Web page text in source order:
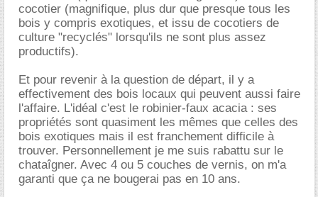
cocotier (magnifique, plus dur que presque tous les
bois y compris exotiques, et issu de cocotiers de
culture "recyclés" lorsqu'ils ne sont plus assez
productifs).
Et pour revenir à la question de départ, il y a
effectivement des bois locaux qui peuvent aussi faire
l'affaire. L'idéal c'est le robinier-faux acacia : ses
propriétés sont quasiment les mêmes que celles des
bois exotiques mais il est franchement difficile à
trouver. Personnellement je me suis rabattu sur le
chataîgner. Avec 4 ou 5 couches de vernis, on m'a
garanti que ça ne bougerai pas en 10 ans.